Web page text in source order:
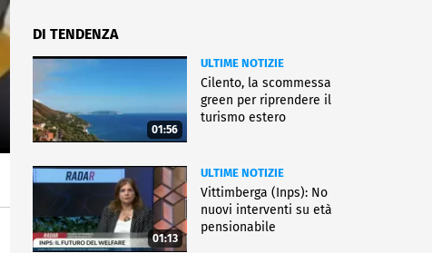
DI TENDENZA
01:56
ULTIME NOTIZIE
Cilento, la scommessa
green per riprendere il
turismo estero
01:13
ULTIME NOTIZIE
Vittimberga (Inps): No
nuovi interventi su età
pensionabile